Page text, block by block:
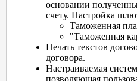
основании
счету. Настройка
Таможенная
"Таможенная
Печать текстов
договора.
Настраиваемая